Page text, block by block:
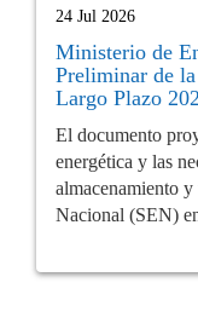
24 Jul 2026
Ministerio de
Preliminar de
Largo Plazo
El documento
energética y las
almacenamiento
Nacional (SEN)